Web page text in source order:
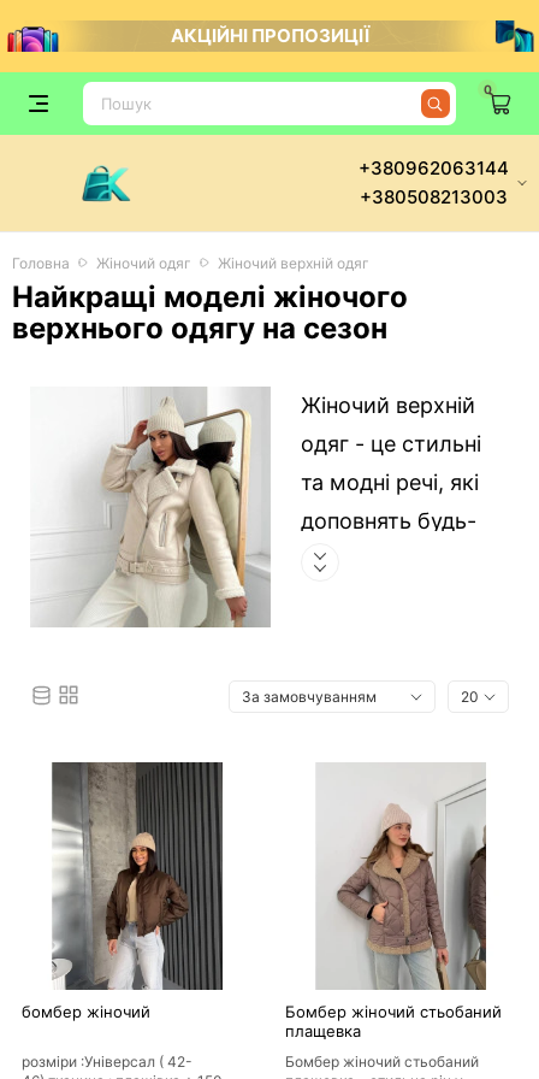
АКЦІЙНІ ПРОПОЗИЦІЇ
0
+380962063144
+380508213003
Головна Жіночий одяг Жіночий верхній одяг
Найкращі моделі жіночого
верхнього одягу на сезон
Жіночий верхній
одяг - це стильні
та модні речі, які
доповнять будь-
який образ,
нашому магазині
широкий вибір
верхнього одягу
для будь-якого
сезону: від легких
курток і плащів до
теплих пальто і
пуховиків.
бомбер жіночий
розміри :Універсал ( 42-
Бомбер жіночий стьобаний
плащевка
Бомбер жіночий стьобаний